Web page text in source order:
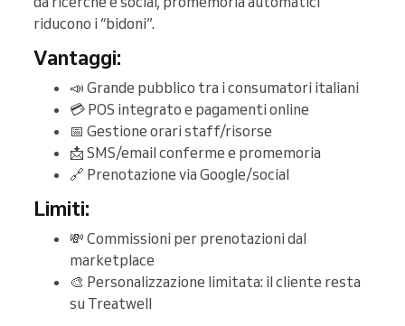
riducono i “bidoni”.
Vantaggi:
📣 Grande pubblico tra i consumatori italiani
💳 POS integrato e pagamenti online
📅 Gestione orari staff/risorse
📩 SMS/email conferme e promemoria
🔗 Prenotazione via Google/social
Limiti:
💸 Commissioni per prenotazioni dal
marketplace
🎨 Personalizzazione limitata: il cliente resta
su Treatwell